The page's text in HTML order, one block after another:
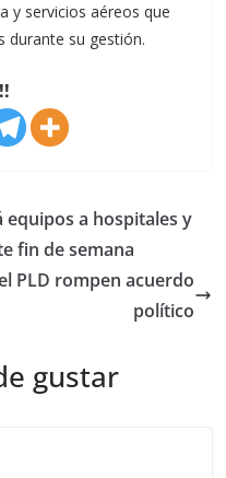
y servicios aéreos que
durante su gestión.
equipos a hospitales y
fin de semana
PLD rompen acuerdo
político
gustar